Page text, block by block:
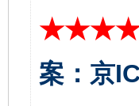
案：京
从幼儿园到大